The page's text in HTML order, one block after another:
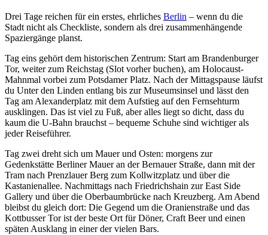
Drei Tage reichen für ein erstes, ehrliches Berlin – wenn du die
Stadt nicht als Checkliste, sondern als drei zusammenhängende
Spaziergänge planst.
Tag eins gehört dem historischen Zentrum: Start am Brandenburger
Tor, weiter zum Reichstag (Slot vorher buchen), am Holocaust-
Mahnmal vorbei zum Potsdamer Platz. Nach der Mittagspause läufst
du Unter den Linden entlang bis zur Museumsinsel und lässt den
Tag am Alexanderplatz mit dem Aufstieg auf den Fernsehturm
ausklingen. Das ist viel zu Fuß, aber alles liegt so dicht, dass du
kaum die U-Bahn brauchst – bequeme Schuhe sind wichtiger als
jeder Reiseführer.
Tag zwei dreht sich um Mauer und Osten: morgens zur
Gedenkstätte Berliner Mauer an der Bernauer Straße, dann mit der
Tram nach Prenzlauer Berg zum Kollwitzplatz und über die
Kastanienallee. Nachmittags nach Friedrichshain zur East Side
Gallery und über die Oberbaumbrücke nach Kreuzberg. Am Abend
bleibst du gleich dort: Die Gegend um die Oranienstraße und das
Kottbusser Tor ist der beste Ort für Döner, Craft Beer und einen
späten Ausklang in einer der vielen Bars.